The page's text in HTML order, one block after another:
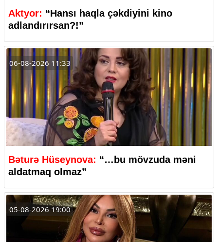
Aktyor: “Hansı haqla çəkdiyini kino
adlandırırsan?!”
06-08-2026 11:33
Bəturə Hüseynova: “…bu mövzuda məni
aldatmaq olmaz”
05-08-2026 19:00